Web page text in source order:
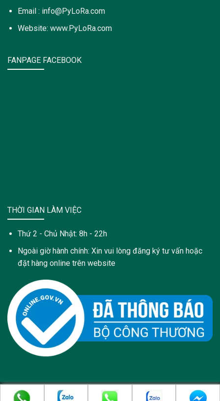
Email : info@PyLoRa.com
Website: www.PyLoRa.com
FANPAGE FACEBOOK
THỜI GIAN LÀM VIỆC
Thứ 2 - Chủ Nhật: 8h - 22h
Ngoài giờ hành chính: Xin vui lòng đăng ký tư vấn hoặc
đặt hàng online trên website
Copyright 2021 © Trang web này được sở hữu và quản lý bởi: